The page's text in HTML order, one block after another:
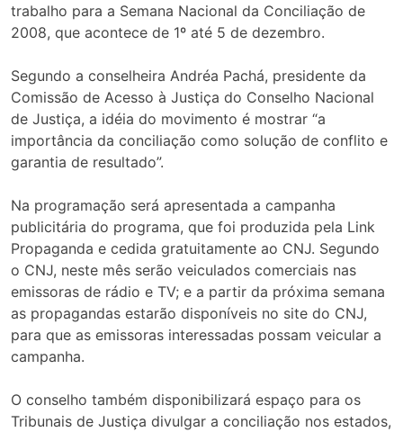
trabalho para a Semana Nacional da Conciliação de
2008, que acontece de 1º até 5 de dezembro.
Segundo a conselheira Andréa Pachá, presidente da
Comissão de Acesso à Justiça do Conselho Nacional
de Justiça, a idéia do movimento é mostrar “a
importância da conciliação como solução de conflito e
garantia de resultado”.
Na programação será apresentada a campanha
publicitária do programa, que foi produzida pela Link
Propaganda e cedida gratuitamente ao CNJ. Segundo
o CNJ, neste mês serão veiculados comerciais nas
emissoras de rádio e TV; e a partir da próxima semana
as propagandas estarão disponíveis no site do CNJ,
para que as emissoras interessadas possam veicular a
campanha.
O conselho também disponibilizará espaço para os
Tribunais de Justiça divulgar a conciliação nos estados,